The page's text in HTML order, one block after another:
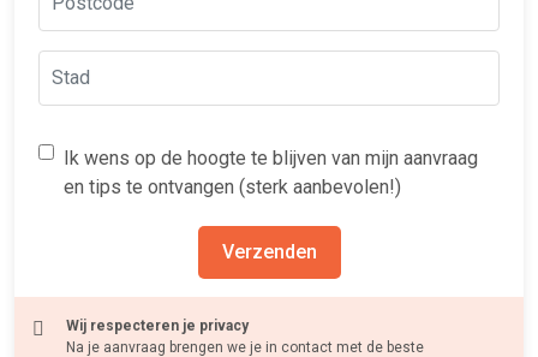
Ik wens op de hoogte te blijven van mijn aanvraag
en tips te ontvangen (sterk aanbevolen!)
Verzenden
Wij respecteren je privacy
Na je aanvraag brengen we je in contact met de beste